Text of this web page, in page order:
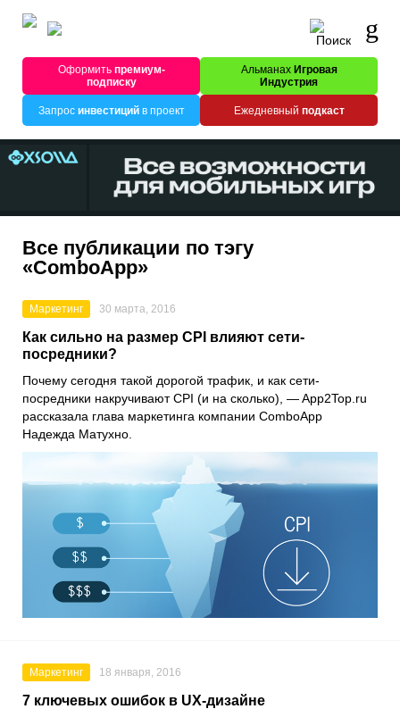
Оформитьпремиум-
подписку
Альманах Игровая
Индустрия
Запрос инвестицийв проект Ежедневный подкаст
Все публикации по тэгу
«ComboApp»
Маркетинг 30 марта, 2016
Как сильно на размер CPI влияют сети-
посредники?
Почему сегодня такой дорогой трафик, и как сети-
посредники накручивают CPI (и на сколько), — App2Top.ru
рассказала глава маркетинга компании ComboApp
Надежда Матухно.
Маркетинг 18 января, 2016
7 ключевых ошибок в UX-дизайне